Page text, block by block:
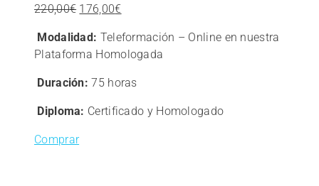
220,00€ El
original
era:
220,00€.
176,00€
actual
es:
Modalidad: Teleformación – Online en nuestra
Plataforma Homologada
Duración: 75 horas
Diploma: Certificado y Homologado
Comprar